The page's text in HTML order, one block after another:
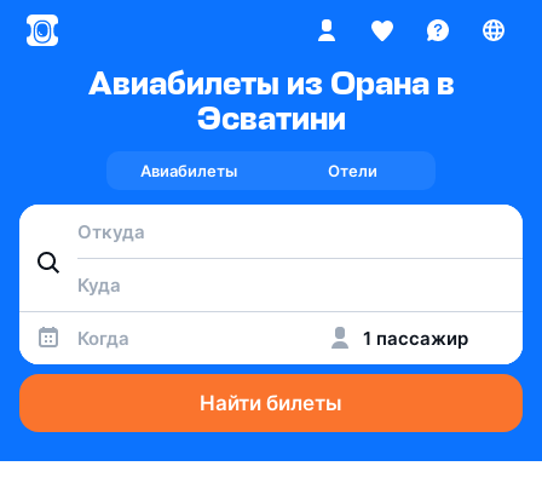
Авиабилеты из Орана в
Эсватини
Авиабилеты Отели
Когда 1 пассажир
Найти билеты